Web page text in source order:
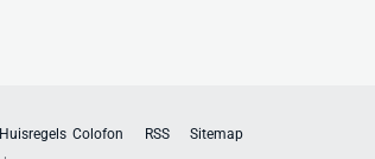
Huisregels Colofon RSS
Sitemap